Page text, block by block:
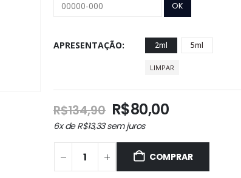
APRESENTAÇÃO 2ml 5ml
LIMPAR
R$134,90 O
preço
original
era:
R$134,90.
R$80,00O
atual
é:
R$80,00.
6x deR$13,33sem juros
COMPRAR